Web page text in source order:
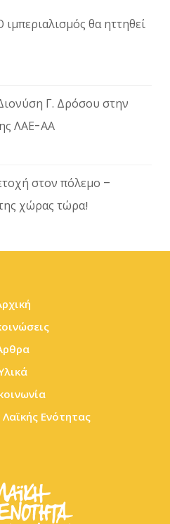
θα ηττηθεί
Γ. Δρόσου στην
ΛΑΕ-ΑΑ
στον πόλεμο –
χώρας τώρα!
Λαϊκής Ενότητας